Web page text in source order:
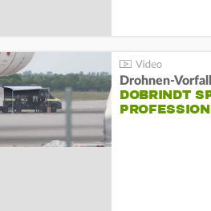
Drohnen-
DOBRINDT